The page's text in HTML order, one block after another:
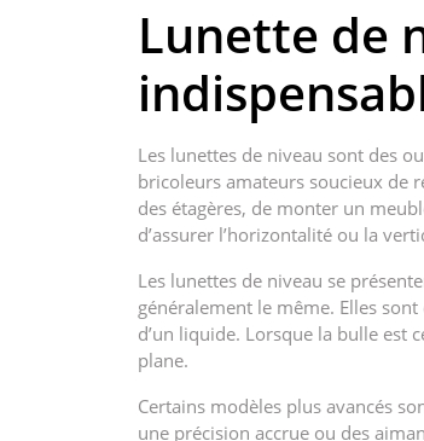
Lunette de
Les lunettes de niveau sont des
bricoleurs amateurs soucieux de
des étagères, de monter un
d’assurer l’horizontalité ou la
Les lunettes de niveau se
généralement le même. Elles
d’un liquide. Lorsque la bulle est
plane.
Certains modèles plus avancés
une précision accrue ou des